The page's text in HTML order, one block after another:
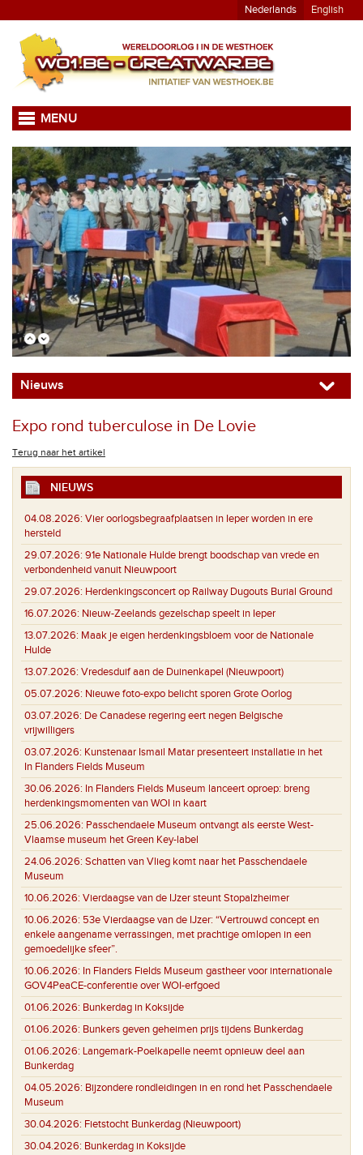
Nederlands English
MENU
Nieuws
Expo rond tuberculose in De Lovie
Terug naar het artikel
NIEUWS
04.08.2026: Vier oorlogsbegraafplaatsen in Ieper worden in ere
hersteld
29.07.2026: 91e Nationale Hulde brengt boodschap van vrede en
verbondenheid vanuit Nieuwpoort
29.07.2026: Herdenkingsconcert op Railway Dugouts Burial Ground
16.07.2026: Nieuw-Zeelands gezelschap speelt in Ieper
13.07.2026: Maak je eigen herdenkingsbloem voor de Nationale
Hulde
13.07.2026: Vredesduif aan de Duinenkapel (Nieuwpoort)
05.07.2026: Nieuwe foto-expo belicht sporen Grote Oorlog
03.07.2026: De Canadese regering eert negen Belgische
vrijwilligers
03.07.2026: Kunstenaar Ismail Matar presenteert installatie in het
In Flanders Fields Museum
30.06.2026: In Flanders Fields Museum lanceert oproep: breng
herdenkingsmomenten van WOI in kaart
25.06.2026: Passchendaele Museum ontvangt als eerste West-
Vlaamse museum het Green Key-label
24.06.2026: Schatten van Vlieg komt naar het Passchendaele
Museum
10.06.2026: Vierdaagse van de IJzer steunt Stopalzheimer
10.06.2026: 53e Vierdaagse van de IJzer: “Vertrouwd concept en
enkele aangename verrassingen, met prachtige omlopen in een
gemoedelijke sfeer”.
10.06.2026: In Flanders Fields Museum gastheer voor internationale
GOV4PeaCE-conferentie over WOI-erfgoed
01.06.2026: Bunkerdag in Koksijde
01.06.2026: Bunkers geven geheimen prijs tijdens Bunkerdag
01.06.2026: Langemark-Poelkapelle neemt opnieuw deel aan
Bunkerdag
04.05.2026: Bijzondere rondleidingen in en rond het Passchendaele
Museum
30.04.2026: Fietstocht Bunkerdag (Nieuwpoort)
30.04.2026: Bunkerdag in Koksijde